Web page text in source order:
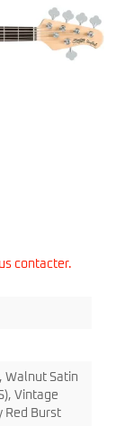
contacter.
Walnut Satin
Vintage
Red Burst